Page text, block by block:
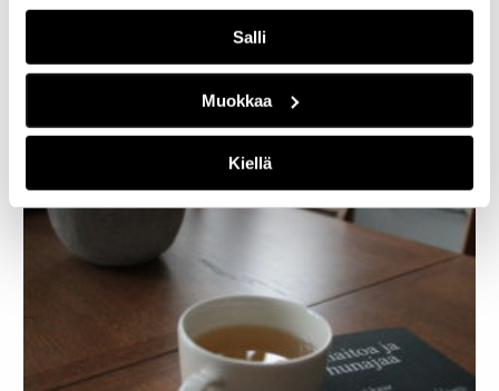
Salli
Muokkaa
Kiellä
Näin hänen mukaansa parhaissa tapauksissa on myös
käynyt, mutta se osoittaa myös vähäistä arvostusta
kääntäjiä kohtaan.
”Monta kertaa kirja-arvosteluista huomaa, että kääntäjä
on onnistunut työssään hyvin, kun häntä ei edes mainita.”